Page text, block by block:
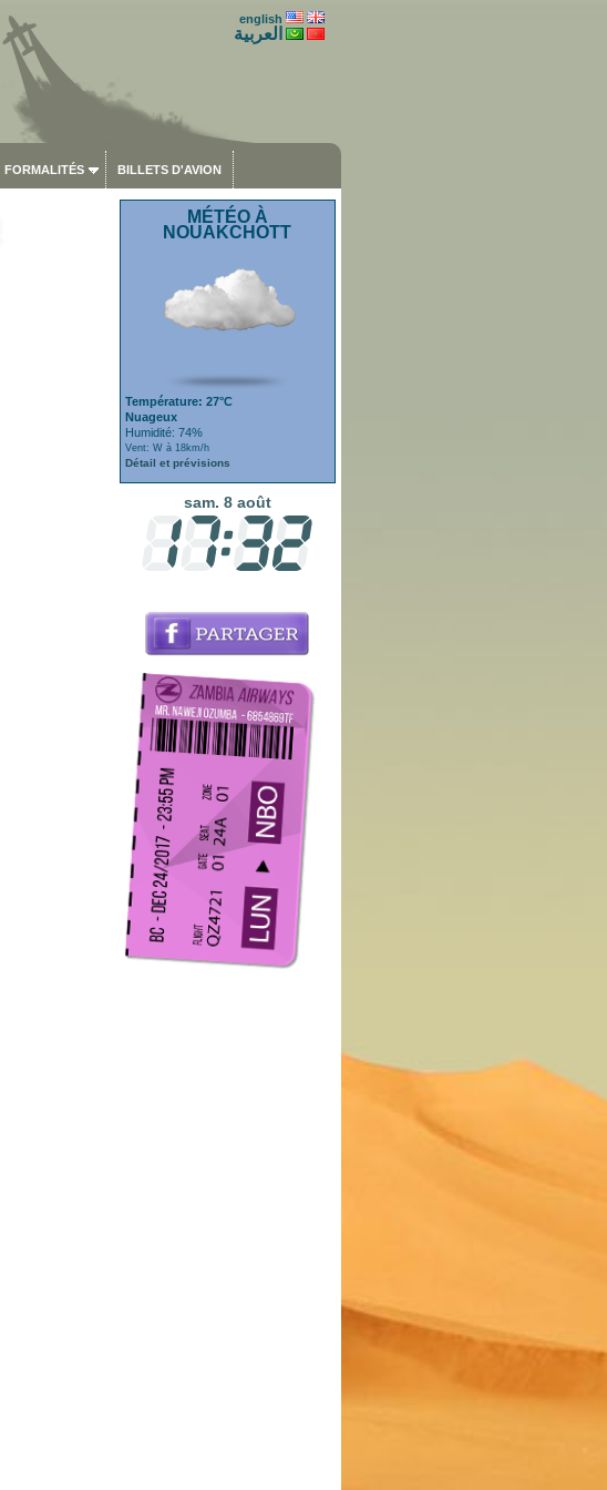
english
العربية
FORMALITÉS BILLETS D'AVION
MÉTÉO À
NOUAKCHOTT
Température: 27°C
Nuageux
Humidité: 74%
Vent: W à 18km/h
Détail et prévisions
sam. 8 août